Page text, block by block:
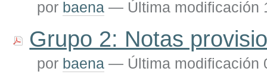
por baena — Última modificación
Grupo 2: Notas
por baena — Última modificación